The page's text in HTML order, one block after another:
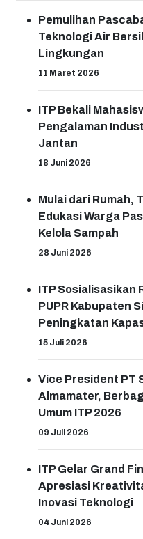
Pemulihan
Teknologi Air
Lingkungan
11 Maret 2026
ITP Bekali
Pengalaman
Jantan
18 Juni 2026
Mulai dari Rumah,
Edukasi Warga
Kelola Sampah
28 Juni 2026
ITP Sosialisasikan
PUPR Kabupaten
Peningkatan
15 Juli 2026
Vice President PT
Almamater,
Umum ITP 2026
09 Juli 2026
ITP Gelar Grand
Apresiasi
Inovasi Teknologi
04 Juni 2026